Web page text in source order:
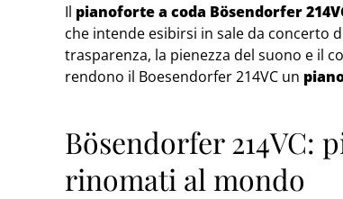
Il pianoforte a coda Bösendorfer
che intende esibirsi in sale da concerto
trasparenza, la pienezza del suono e il
rendono il Boesendorfer 214VC un
Bösendorfer 214VC:
rinomati al mondo